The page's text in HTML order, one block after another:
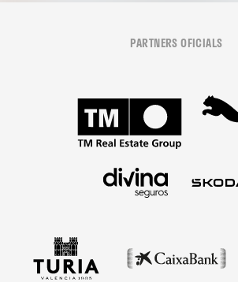
PARTNERS OFICIALS